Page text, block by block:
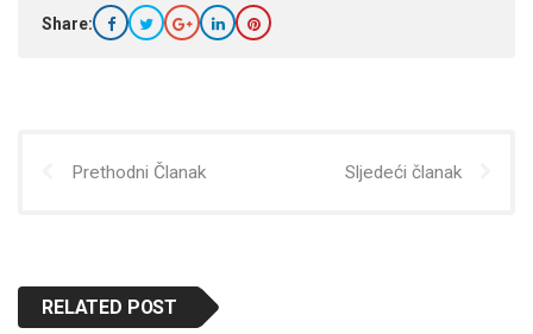
Share:
Prethodni Članak Sljedeći članak
RELATED POST